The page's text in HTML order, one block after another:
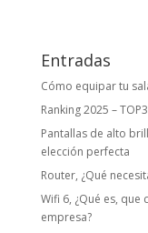
Entradas
Cómo equipar tu
Ranking 2025 –
Pantallas de alto
elección perfecta
Router, ¿Qué
Wifi 6, ¿Qué es, que
empresa?